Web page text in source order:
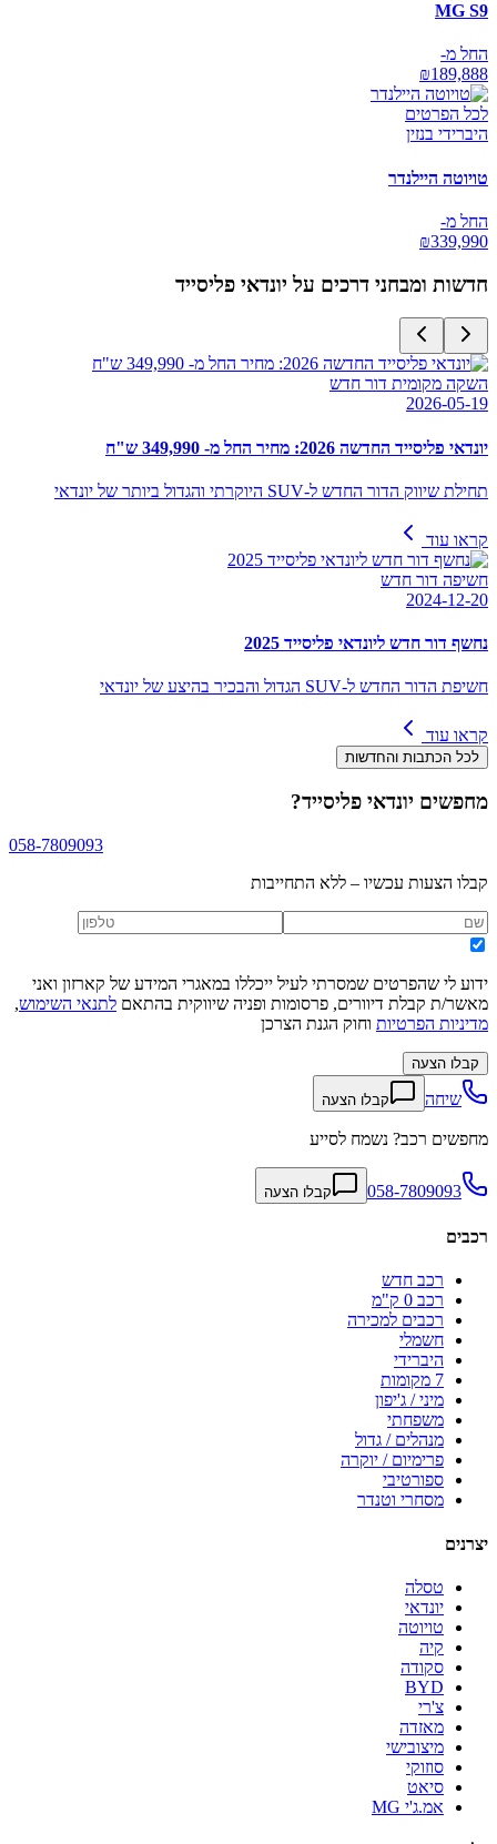
MG S9
החל מ-
₪189,888
לכל הפרטים
היברידי בנזין
טויוטה היילנדר
החל מ-
₪339,990
חדשות ומבחני דרכים על יונדאי פליסייד
השקה מקומית דור חדש
2026-05-19
יונדאי פליסייד החדשה 2026: מחיר החל מ- 349,990 ש"ח
תחילת שיווק הדור החדש ל-SUV היוקרתי והגדול ביותר של יונדאי
קראו עוד
חשיפה דור חדש
2024-12-20
נחשף דור חדש ליונדאי פליסייד 2025
חשיפת הדור החדש ל-SUV הגדול והבכיר בהיצע של יונדאי
קראו עוד
לכל הכתבות והחדשות
מחפשים יונדאי פליסייד?
058-7809093
קבלו הצעות עכשיו – ללא התחייבות
ידוע לי שהפרטים שמסרתי לעיל ייכללו במאגרי המידע של קארזון ואני
מאשר/ת קבלת דיוורים, פרסומות ופניה שיווקית בהתאם לתנאי השימוש,
מדיניות הפרטיות וחוק הגנת הצרכן
קבלו הצעה
שיחה קבלו הצעה
מחפשים רכב? נשמח לסייע
058-7809093 קבלו הצעה
רכבים
רכב חדש
רכב 0 ק"מ
רכבים למכירה
חשמלי
היברידי
7 מקומות
מיני / ג'יפון
משפחתי
מנהלים / גדול
פרימיום / יוקרה
ספורטיבי
מסחרי וטנדר
יצרנים
טסלה
יונדאי
טויוטה
קיה
סקודה
BYD
צ'רי
מאזדה
מיצובישי
סוזוקי
סיאט
אמ.ג'י MG